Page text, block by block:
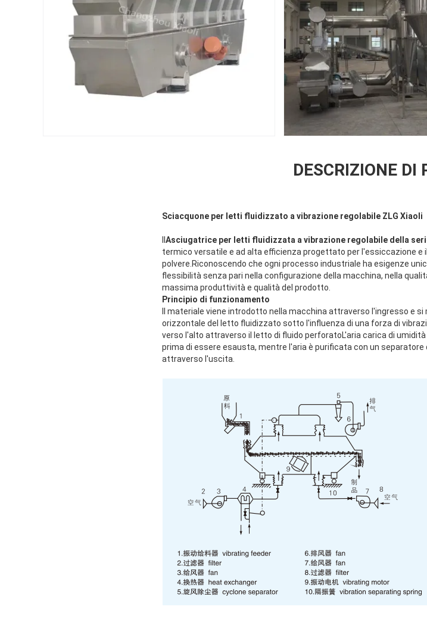
DESCRIZIONE DI
Sciacquone per letti fluidizzato a vibrazione regolabile ZLG Xiaoli
Asciugatrice per letti fluidizzata a vibrazione regolabile della
termico versatile e ad alta efficienza progettato per l'essiccazione
polvere.Riconoscendo che ogni processo industriale ha esigenze
flessibilità senza pari nella configurazione della macchina, nella
massima produttività e qualità del prodotto.
Principio di funzionamento
Il materiale viene introdotto nella macchina attraverso l'ingresso e
orizzontale del letto fluidizzato sotto l'influenza di una forza di
verso l'alto attraverso il letto di fluido perforatoL'aria carica di
prima di essere esausta, mentre l'aria è purificata con un
attraverso l'uscita.